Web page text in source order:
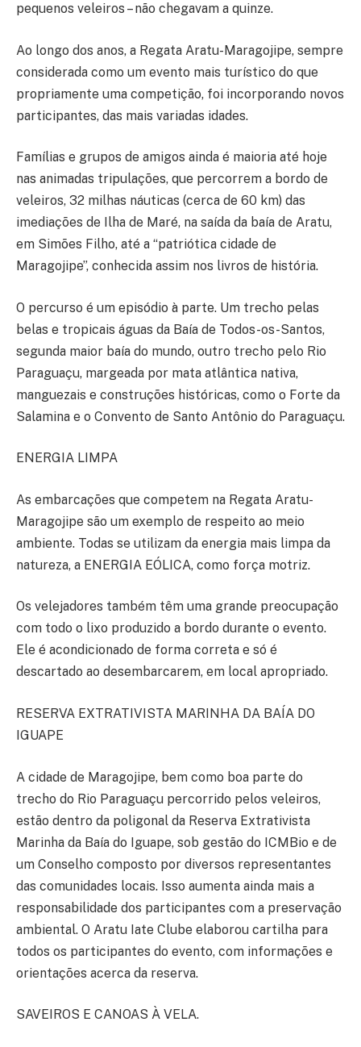
pequenos veleiros – não chegavam a quinze.
Ao longo dos anos, a Regata Aratu-Maragojipe, sempre
considerada como um evento mais turístico do que
propriamente uma competição, foi incorporando novos
participantes, das mais variadas idades.
Famílias e grupos de amigos ainda é maioria até hoje
nas animadas tripulações, que percorrem a bordo de
veleiros, 32 milhas náuticas (cerca de 60 km) das
imediações de Ilha de Maré, na saída da baía de Aratu,
em Simões Filho, até a “patriótica cidade de
Maragojipe”, conhecida assim nos livros de história.
O percurso é um episódio à parte. Um trecho pelas
belas e tropicais águas da Baía de Todos-os-Santos,
segunda maior baía do mundo, outro trecho pelo Rio
Paraguaçu, margeada por mata atlântica nativa,
manguezais e construções históricas, como o Forte da
Salamina e o Convento de Santo Antônio do Paraguaçu.
ENERGIA LIMPA
As embarcações que competem na Regata Aratu-
Maragojipe são um exemplo de respeito ao meio
ambiente. Todas se utilizam da energia mais limpa da
natureza, a ENERGIA EÓLICA, como força motriz.
Os velejadores também têm uma grande preocupação
com todo o lixo produzido a bordo durante o evento.
Ele é acondicionado de forma correta e só é
descartado ao desembarcarem, em local apropriado.
RESERVA EXTRATIVISTA MARINHA DA BAÍA DO
IGUAPE
A cidade de Maragojipe, bem como boa parte do
trecho do Rio Paraguaçu percorrido pelos veleiros,
estão dentro da poligonal da Reserva Extrativista
Marinha da Baía do Iguape, sob gestão do ICMBio e de
um Conselho composto por diversos representantes
das comunidades locais. Isso aumenta ainda mais a
responsabilidade dos participantes com a preservação
ambiental. O Aratu Iate Clube elaborou cartilha para
todos os participantes do evento, com informações e
orientações acerca da reserva.
SAVEIROS E CANOAS À VELA.